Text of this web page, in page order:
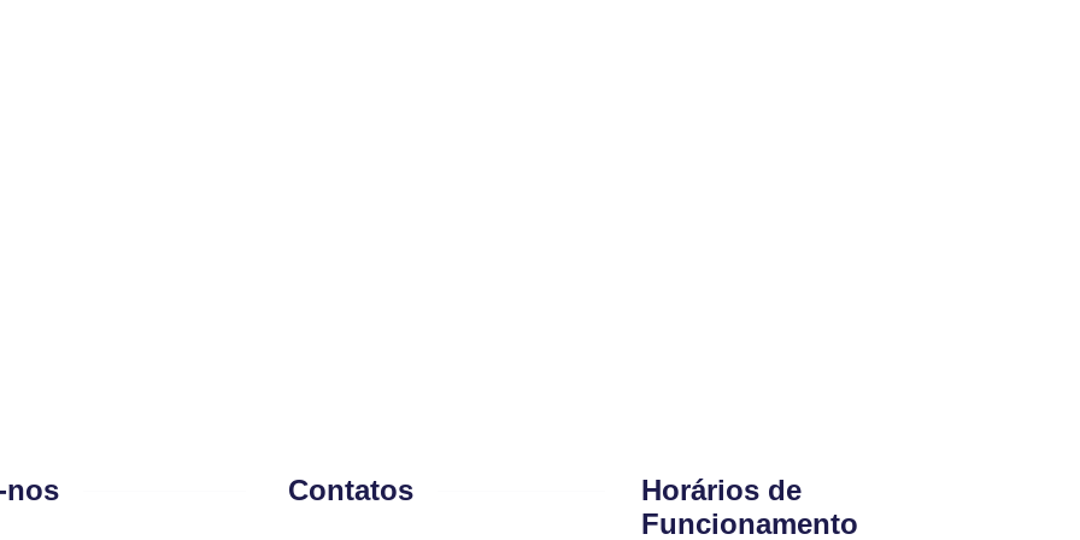
nos Contatos
Horários de
Funcionamento